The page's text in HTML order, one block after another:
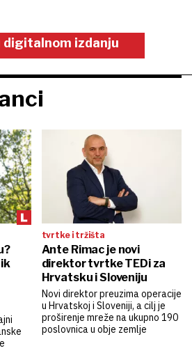
izdanju
tvrtke i tržišta
Ante Rimac je novi
direktor tvrtke TEDi za
Hrvatsku i Sloveniju
Novi direktor preuzima operacije
u Hrvatskoj i Sloveniji, a cilj je
proširenje mreže na ukupno 190
poslovnica u obje zemlje